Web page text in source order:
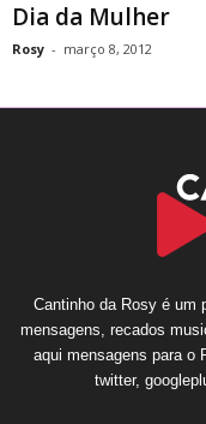
Dia da Mulher
Rosy - março 8, 2012
Cantinho da Rosy é um
mensagens, recados
aqui mensagens para o
twitter,